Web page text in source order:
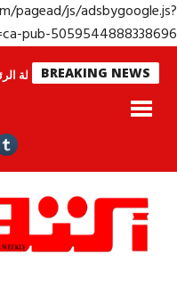
pagead/js/
pub-
BREAKING NEWS
لا ينامون جولة الرئيس